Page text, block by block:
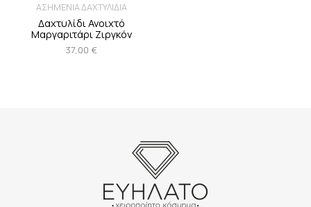
ΑΣΗΜΕΝΙΑ ΔΑΧΤΥΛΙΔΙΑ
Δαχτυλίδι Ανοιχτό
Μαργαριτάρι Ζιργκόν
37,00 €